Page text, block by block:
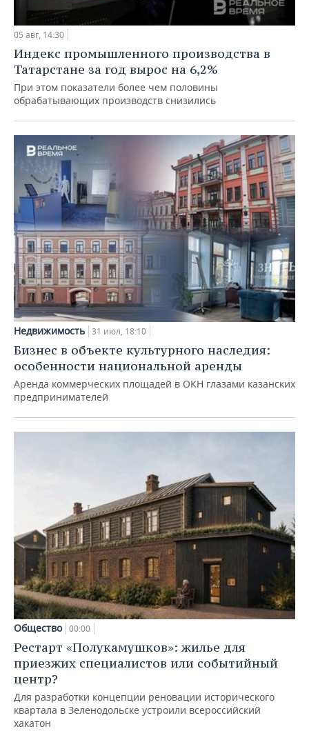
05 авг, 14:30
Индекс промышленного производства в
Татарстане за год вырос на 6,2%
При этом показатели более чем половины
обрабатывающих производств снизились
Недвижимость 31 июл, 18:10
Бизнес в объекте культурного наследия:
особенности национальной аренды
Аренда коммерческих площадей в ОКН глазами казанских
предпринимателей
Общество 00:00
Рестарт «Полукамушков»: жилье для
приезжих специалистов или событийный
центр?
Для разработки концепции реновации исторического
квартала в Зеленодольске устроили всероссийский
хакатон